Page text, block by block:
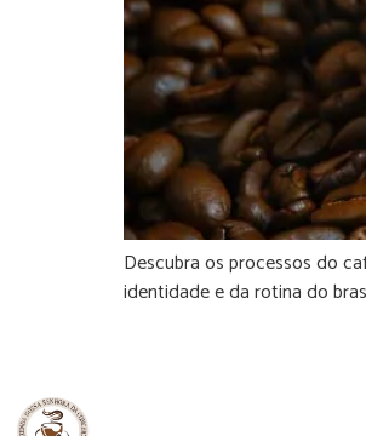
Descubra os processos do
identidade e da rotina do